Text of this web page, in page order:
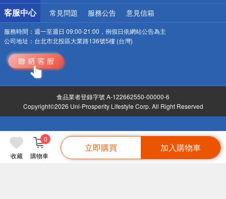
收藏 購物車
0
立即購買 加入購物車
客服中心 常見問題 服務公告 意見信箱
服務時間： 週一至週日 09:00-21:00，例假日依網站公告為主
公司地址： 台北市北投區大業路136號5樓 (台灣)
食品業者登錄字號 A-122662550-00000-6
Copyright©2026 Uni-Prosperity Lifestyle Corp. All Right Reserved